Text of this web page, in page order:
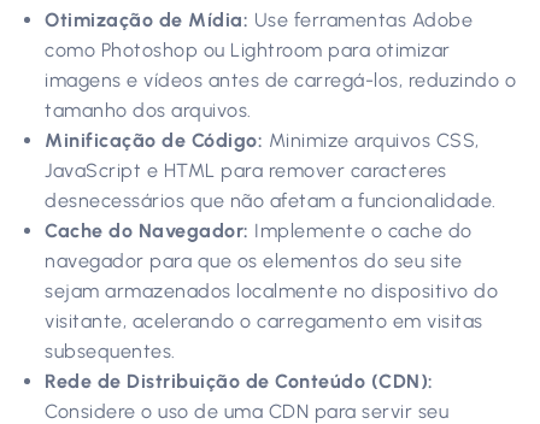
Otimização de Mídia: Use ferramentas Adobe
como Photoshop ou Lightroom para otimizar
imagens e vídeos antes de carregá-los, reduzindo o
tamanho dos arquivos.
Minificação de Código: Minimize arquivos CSS,
JavaScript e HTML para remover caracteres
desnecessários que não afetam a funcionalidade.
Cache do Navegador: Implemente o cache do
navegador para que os elementos do seu site
sejam armazenados localmente no dispositivo do
visitante, acelerando o carregamento em visitas
subsequentes.
Rede de Distribuição de Conteúdo (CDN):
Considere o uso de uma CDN para servir seu